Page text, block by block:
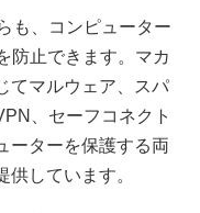
も、コンピューター
防止できます。マカ
てマルウェア、スパ
、セーフコネクト
ーターを保護する両
しています。